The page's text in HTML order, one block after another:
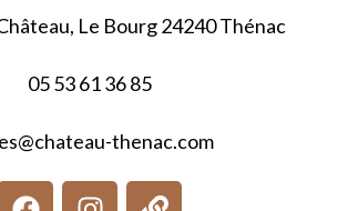
Le Bourg 24240 Thénac
05 53 61 36 85
thenac.com